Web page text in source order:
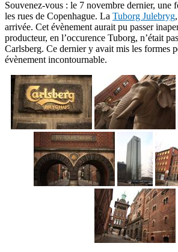
Souvenez-vous : le 7 novembre dernier, une
les rues de Copenhague. La Tuborg Julebryg
arrivée. Cet évènement aurait pu passer
producteur, en l’occurence Tuborg, n’était
Carlsberg. Ce dernier y avait mis les formes
évènement incontournable.